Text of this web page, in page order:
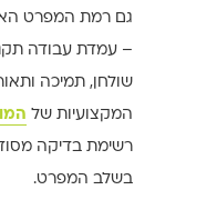
גם רמת המפרט
– עמדת עבודה
שולחן, תמיכה
המקצועיות של
רשימת בדיקה
בשלב המפרט.